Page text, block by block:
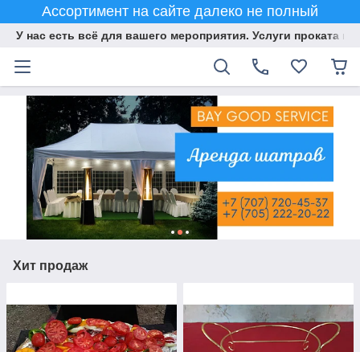
Ассортимент на сайте далеко не полный
У нас есть всё для вашего мероприятия. Услуги проката и
Хит продаж